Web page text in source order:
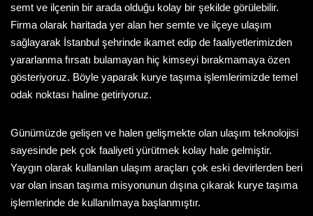
semt ve ilçenin bir arada olduğu kolay bir şekilde görülebilir.
Firma olarak haritada yer alan her semte ve ilçeye ulaşım
sağlayarak İstanbul şehrinde ikamet edip de faaliyetlerimizden
yararlanma fırsatı bulamayan hiç kimseyi bırakmamaya özen
gösteriyoruz. Böyle yaparak kurye taşıma işlemlerimizde temel
odak noktası haline getiriyoruz.
Günümüzde gelişen ve halen gelişmekte olan ulaşım teknolojisi
sayesinde pek çok faaliyeti yürütmek kolay hale gelmiştir.
Yaygın olarak kullanılan ulaşım araçları çok eski devirlerden beri
var olan insan taşıma misyonunun dışına çıkarak kurye taşıma
işlemlerinde de kullanılmaya başlanmıştır.